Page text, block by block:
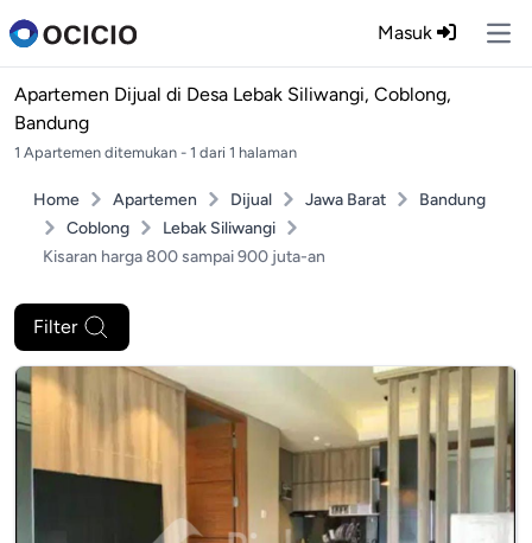
Masuk
Apartemen Dijual di Desa Lebak Siliwangi, Coblong,
Bandung
1 Apartemen ditemukan - 1 dari 1 halaman
Home Apartemen Dijual Jawa Barat
Bandung
Coblong
Lebak Siliwangi
Kisaran harga 800 sampai 900 juta-an
Filter